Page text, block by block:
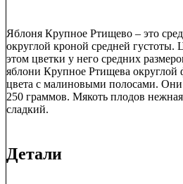
Яблоня Крупное Ртищево – это
округлой кроной средней густоты.
этом цветки у него средних
яблони Крупное Ртищева округлой
цвета с малиновыми полосами. Они
250 граммов. Мякоть плодов
сладкий.
Детали